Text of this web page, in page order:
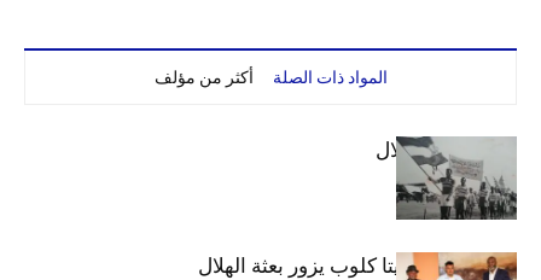
المواد ذات الصلة أكثر من مؤلف
الهلال والاستقلال
وفد رفيع من فيتا كلوب يزور بعثة الهلال